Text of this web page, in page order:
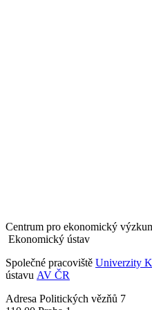
Centrum pro ekonomický
Ekonomický ústav
Společné pracoviště Univerzity
ústavu AV ČR
Adresa Politických vězňů 7